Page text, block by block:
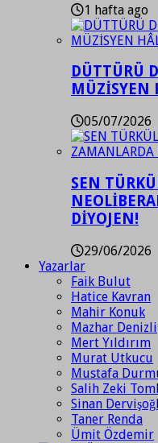
1 hafta ago
DÜTTÜRÜ
MÜZİSYEN
05/07/2026
SEN
DİYOJEN!
29/06/2026
Yazarlar
Faik Bulut
Hatice Kavran
Mahir Konuk
Mazhar Denizli
Mert Yıldırım
Murat Utkucu
Mustafa
Salih Zeki
Sinan
Taner Renda
Ümit Özdemir